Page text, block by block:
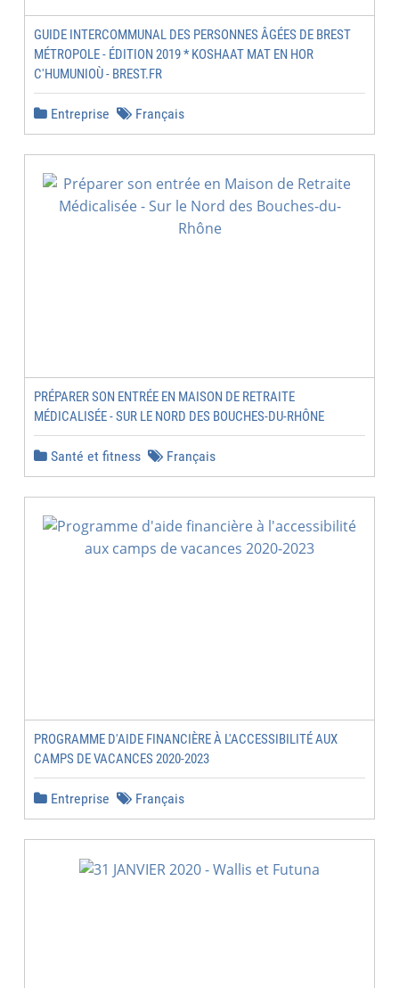
GUIDE INTERCOMMUNAL DES PERSONNES ÂGÉES DE BREST
MÉTROPOLE - ÉDITION 2019 * KOSHAAT MAT EN HOR
C'HUMUNIOÙ - BREST.FR
Entreprise Français
PRÉPARER SON ENTRÉE EN MAISON DE RETRAITE
MÉDICALISÉE - SUR LE NORD DES BOUCHES-DU-RHÔNE
Santé et fitness Français
PROGRAMME D'AIDE FINANCIÈRE À L'ACCESSIBILITÉ AUX
CAMPS DE VACANCES 2020-2023
Entreprise Français